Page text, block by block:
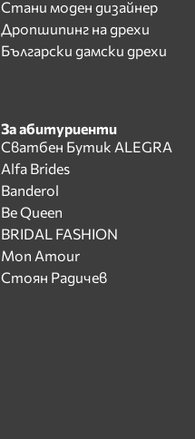
Стани моден дизайнер
Дропшипинг на дрехи
Български дамски дрехи
За абитуриенти
Сватбен Бутик ALEGRA
Alfa Brides
Banderol
Be Queen
BRIDAL FASHION
Mon Amour
Стоян Радичев